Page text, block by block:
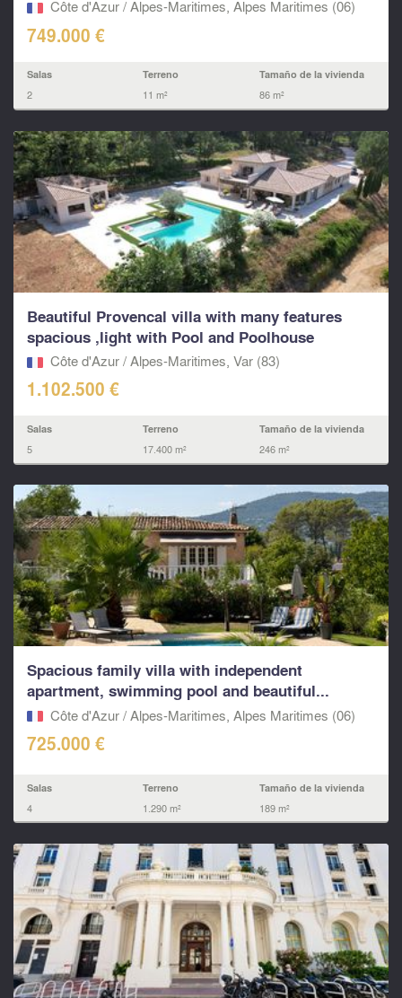
Côte d'Azur / Alpes-Maritimes, Alpes Maritimes (06)
749.000 €
Salas
2
Terreno
11 m²
Tamaño de la vivienda
86 m²
Beautiful Provencal villa with many features
spacious ,light with Pool and Poolhouse
Côte d'Azur / Alpes-Maritimes, Var (83)
1.102.500 €
Salas
5
Terreno
17.400 m²
Tamaño de la vivienda
246 m²
Spacious family villa with independent
apartment, swimming pool and beautiful...
Côte d'Azur / Alpes-Maritimes, Alpes Maritimes (06)
725.000 €
Salas
4
Terreno
1.290 m²
Tamaño de la vivienda
189 m²